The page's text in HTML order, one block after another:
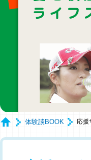
体験談BOOK 応援